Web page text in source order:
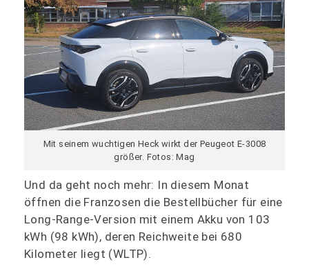
Mit seinem wuchtigen Heck wirkt der Peugeot E-3008
größer. Fotos: Mag
Und da geht noch mehr: In diesem Monat
öffnen die Franzosen die Bestellbücher für eine
Long-Range-Version mit einem Akku von 103
kWh (98 kWh), deren Reichweite bei 680
Kilometer liegt (WLTP).